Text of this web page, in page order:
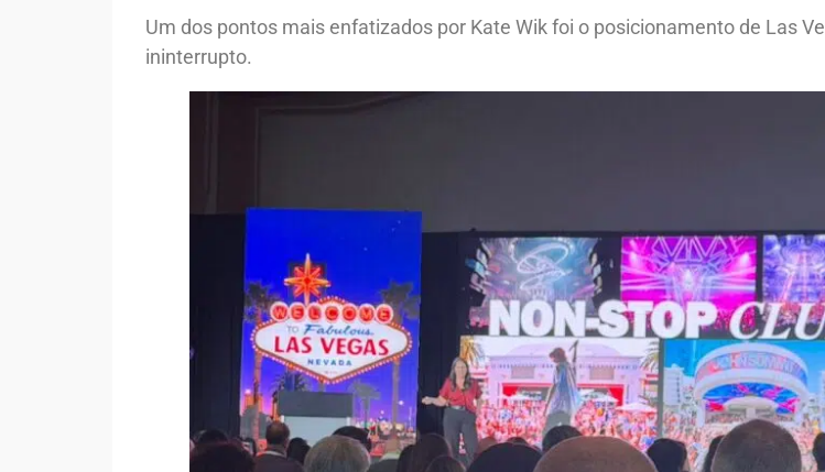
Um dos pontos mais enfatizados por Kate Wik foi o posicionamento de Las
ininterrupto.